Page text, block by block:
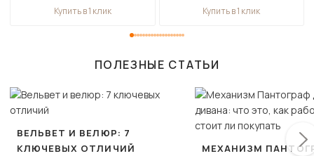
Купить в 1 клик Купить в 1 клик
ПОЛЕЗНЫЕ СТАТЬИ
ВЕЛЬВЕТ И ВЕЛЮР: 7
КЛЮЧЕВЫХ ОТЛИЧИЙ
МЕХАНИЗМ